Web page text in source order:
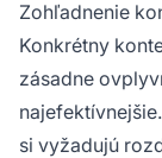
Zohľadnenie
Konkrétny
zásadne
si vyžadujú